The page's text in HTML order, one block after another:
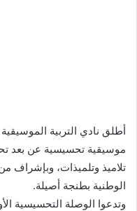
أطلق نادي التربية
موسيقية تحسيسية عن بعد
تلاميذ وتلميذات، وبإشراف من
الوطنية بطنجة أصيلة.
وتدعوا الوصلة التحسيسية